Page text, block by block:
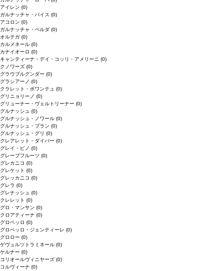
アイレン (0)
ガルナッチャ・パイス (0)
アコロン (0)
ガルナッチャ・ペルダ (0)
オルテガ (0)
カルメネール (0)
カナイオーロ (0)
キャンティーナ・デイ・コッリ・アメリーニ (0)
クノワーズ (0)
グラウブルグンダー (0)
グラシアーノ (0)
クラレット・ボワンテュ (0)
グリニョリーノ (0)
グリューナー・ヴェルトリーナー (0)
グルナッシュ (0)
グルナッシュ・ノワール (0)
グルナッシュ・ブラン (0)
グルナッシュ・グリ (0)
クレアレット・ダイバー (0)
グレイ・ピノ (0)
グレープフルーツ (0)
グレカニコ (0)
グレケット (0)
グレッカニコ (0)
グレラ (0)
グレナッシュ (0)
クレレット (0)
グロ・マンサン (0)
クロアティーナ (0)
グロペッロ (0)
グロペッロ・ジェンティーレ (0)
グロロー (0)
ゲヴュルツトラミネール (0)
ケルナー (0)
コリオールヴィニヤーズ (0)
コルヴィーナ (0)